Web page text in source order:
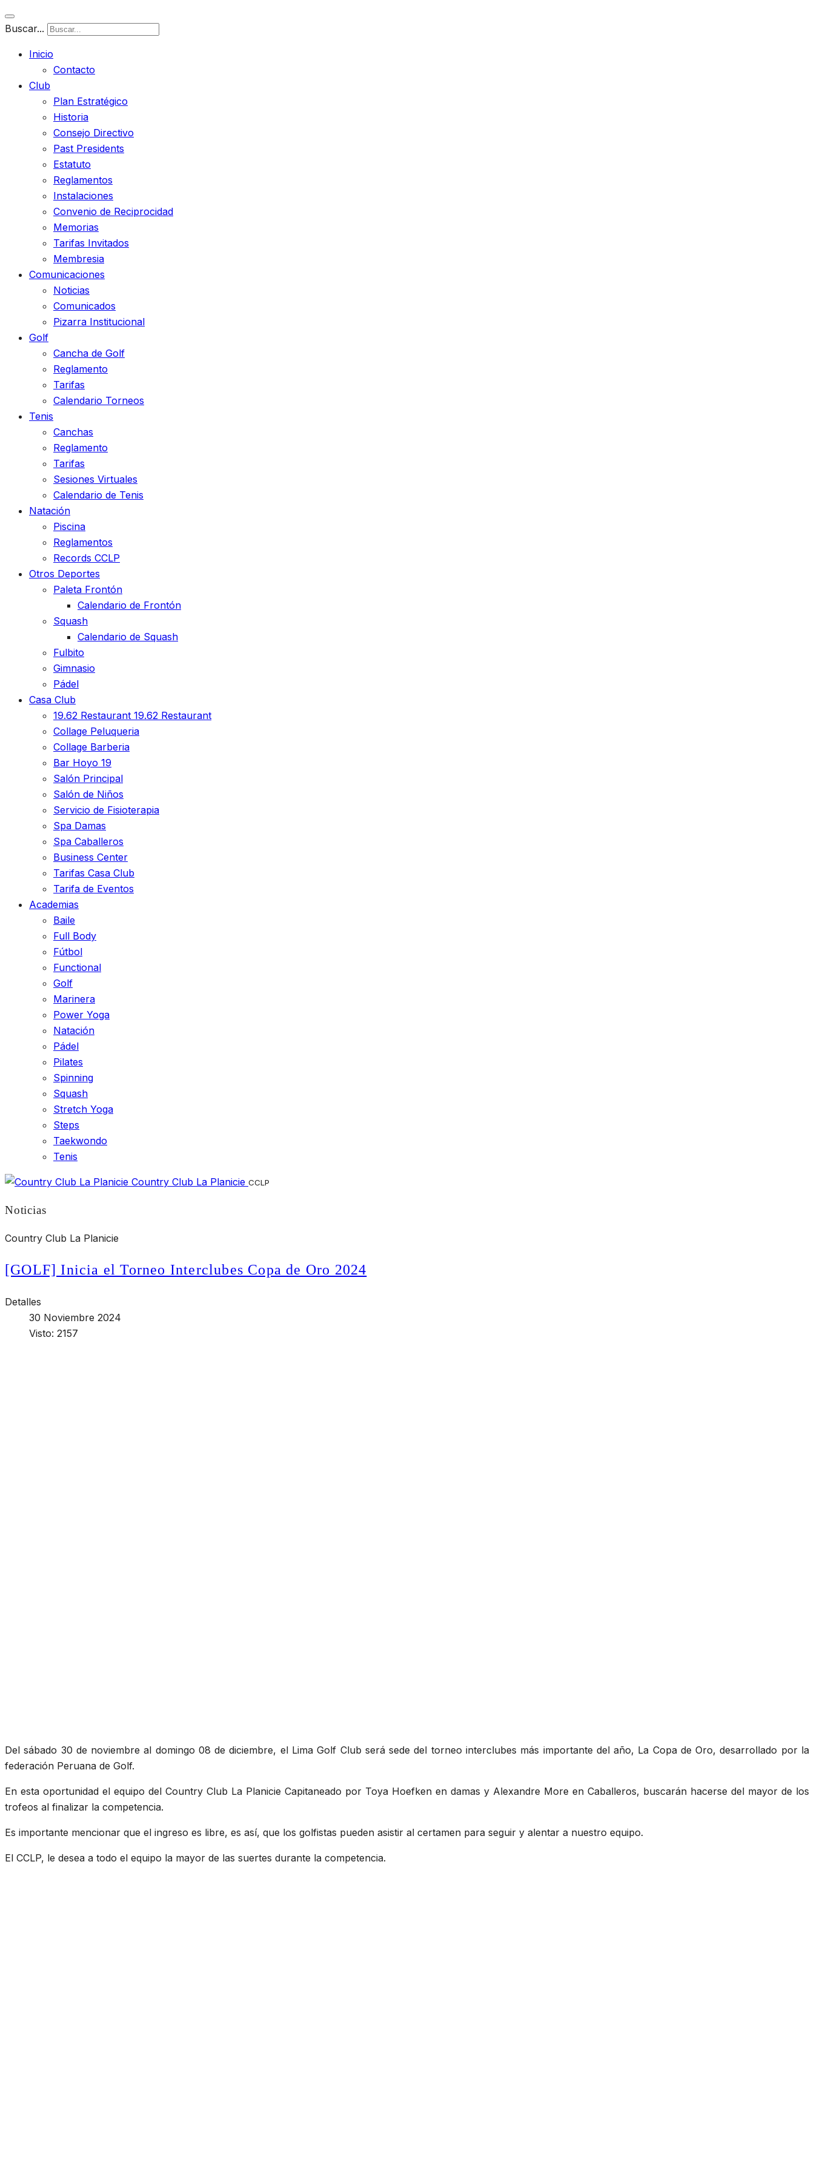
Buscar...
Inicio
Contacto
Club
Plan Estratégico
Historia
Consejo Directivo
Past Presidents
Estatuto
Reglamentos
Instalaciones
Convenio de Reciprocidad
Memorias
Tarifas Invitados
Membresia
Comunicaciones
Noticias
Comunicados
Pizarra Institucional
Golf
Cancha de Golf
Reglamento
Tarifas
Calendario Torneos
Tenis
Canchas
Reglamento
Tarifas
Sesiones Virtuales
Calendario de Tenis
Natación
Piscina
Reglamentos
Records CCLP
Otros Deportes
Paleta Frontón
Calendario de Frontón
Squash
Calendario de Squash
Fulbito
Gimnasio
Pádel
Casa Club
19.62 Restaurant 19.62 Restaurant
Collage Peluqueria
Collage Barberia
Bar Hoyo 19
Salón Principal
Salón de Niños
Servicio de Fisioterapia
Spa Damas
Spa Caballeros
Business Center
Tarifas Casa Club
Tarifa de Eventos
Academias
Baile
Full Body
Fútbol
Functional
Golf
Marinera
Power Yoga
Natación
Pádel
Pilates
Spinning
Squash
Stretch Yoga
Steps
Taekwondo
Tenis
Country Club La Planicie CCLP
Noticias
Country Club La Planicie
[GOLF] Inicia el Torneo Interclubes Copa de Oro 2024
Detalles
30 Noviembre 2024
Visto: 2157
Del sábado 30 de noviembre al domingo 08 de diciembre, el Lima Golf Club será sede del torneo interclubes más importante del año, La Copa de Oro, desarrollado por la
federación Peruana de Golf.
En esta oportunidad el equipo del Country Club La Planicie Capitaneado por Toya Hoefken en damas y Alexandre More en Caballeros, buscarán hacerse del mayor de los
trofeos al finalizar la competencia.
Es importante mencionar que el ingreso es libre, es así, que los golfistas pueden asistir al certamen para seguir y alentar a nuestro equipo.
El CCLP, le desea a todo el equipo la mayor de las suertes durante la competencia.